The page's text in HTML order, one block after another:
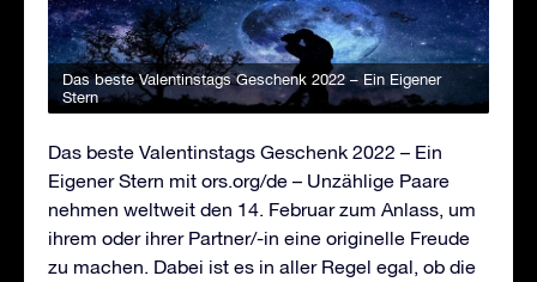
Das beste Valentinstags Geschenk 2022 – Ein Eigener
Stern
Das beste Valentinstags Geschenk 2022 – Ein
Eigener Stern mit ors.org/de – Unzählige Paare
nehmen weltweit den 14. Februar zum Anlass, um
ihrem oder ihrer Partner/-in eine originelle Freude
zu machen. Dabei ist es in aller Regel egal, ob die